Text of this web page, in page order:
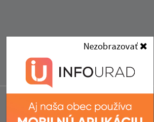
Nezobrazovať